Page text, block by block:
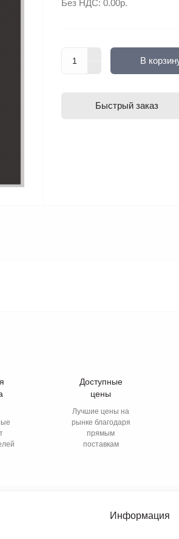
Без НДС: 0.00р.
В
Быстрый заказ
Доступные
цены
Лучшие цены на
рынке благодаря
прямым
поставкам
Информация